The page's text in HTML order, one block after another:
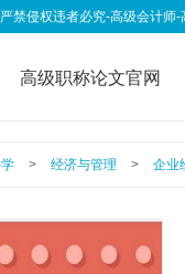
禁侵权违者必究-高级会计
高级职称论文官网
公告声明 职
> 经济与管理 > 企业